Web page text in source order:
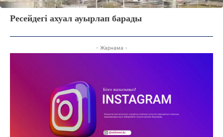
Ресейдегі ахуал ауырлап барады
- Жарнама -